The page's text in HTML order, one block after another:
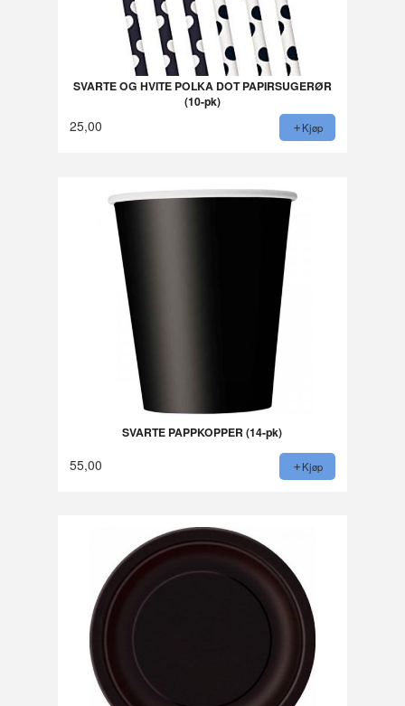
SVARTE OG HVITE POLKA DOT PAPIRSUGERØR
(10-pk)
25,00 Kjøp
SVARTE PAPPKOPPER (14-pk)
55,00 Kjøp